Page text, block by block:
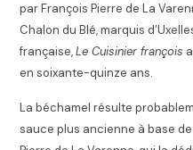
par François Pierre de La
Chalon du Blé, marquis
française,Le Cuisinier françois
en soixante-quinze ans.
La béchamel résulte
sauce plus ancienne à base